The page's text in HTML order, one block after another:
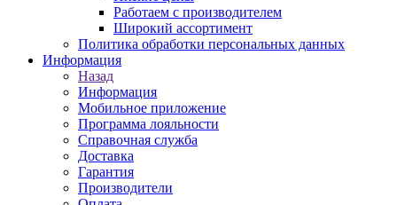
Работаем с производителем
Широкий ассортимент
Политика обработки персональных данных
Информация
Назад
Информация
Мобильное приложение
Программа лояльности
Справочная служба
Доставка
Гарантия
Производители